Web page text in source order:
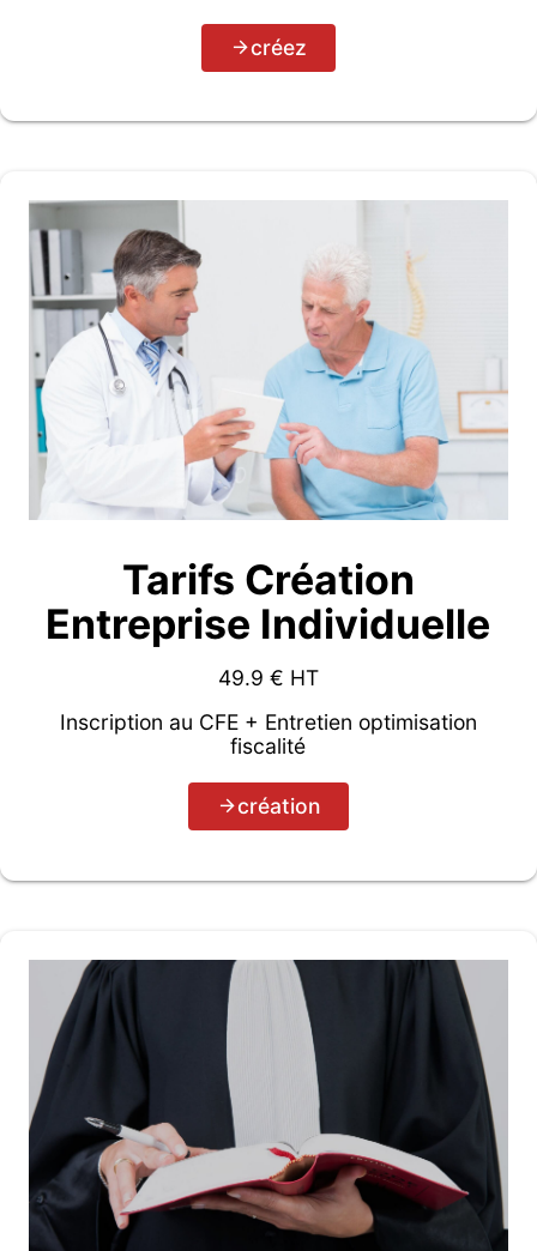
créez
Tarifs Création
Entreprise Individuelle
49.9 € HT
Inscription au CFE + Entretien optimisation
fiscalité
création